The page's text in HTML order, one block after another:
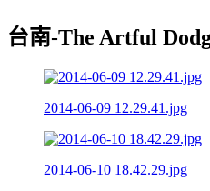
台南-The Artful
2014-06-09 12.29.41.jpg
2014-06-10 18.42.29.jpg